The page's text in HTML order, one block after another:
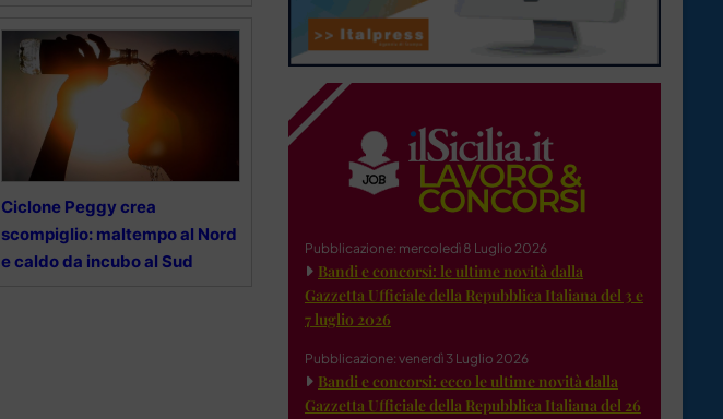
Ciclone Peggy crea
scompiglio: maltempo al Nord
e caldo da incubo al Sud
Pubblicazione: mercoledì 8 Luglio 2026
Bandi e concorsi: le ultime novità dalla
Gazzetta Ufficiale della Repubblica Italiana del 3 e
7 luglio 2026
Pubblicazione: venerdì 3 Luglio 2026
Bandi e concorsi: ecco le ultime novità dalla
Gazzetta Ufficiale della Repubblica Italiana del 26